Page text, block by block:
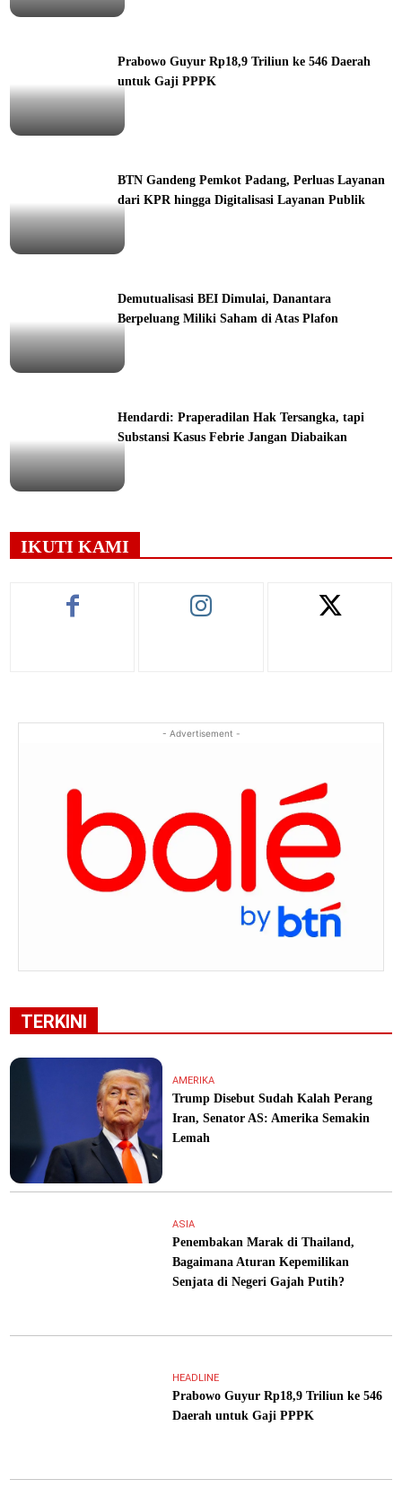
Prabowo Guyur Rp18,9 Triliun ke 546 Daerah
untuk Gaji PPPK
BTN Gandeng Pemkot Padang, Perluas Layanan
dari KPR hingga Digitalisasi Layanan Publik
Demutualisasi BEI Dimulai, Danantara
Berpeluang Miliki Saham di Atas Plafon
Hendardi: Praperadilan Hak Tersangka, tapi
Substansi Kasus Febrie Jangan Diabaikan
IKUTI KAMI
- Advertisement -
TERKINI
AMERIKA
Trump Disebut Sudah Kalah Perang
Iran, Senator AS: Amerika Semakin
Lemah
ASIA
Penembakan Marak di Thailand,
Bagaimana Aturan Kepemilikan
Senjata di Negeri Gajah Putih?
HEADLINE
Prabowo Guyur Rp18,9 Triliun ke 546
Daerah untuk Gaji PPPK